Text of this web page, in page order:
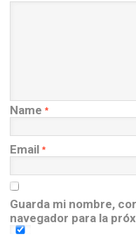
Name *
Email *
Guarda mi nombre,
navegador para la